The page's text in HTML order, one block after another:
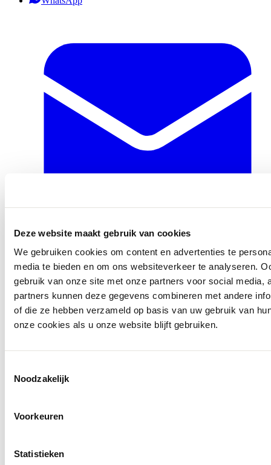
Deze website maakt gebruik van cookies
We gebruiken cookies om content en advertenties te
media te bieden en om ons websiteverkeer te analyseren.
gebruik van onze site met onze partners voor social media,
partners kunnen deze gegevens combineren met andere
of die ze hebben verzameld op basis van uw gebruik van
onze cookies als u onze website blijft gebruiken.
Noodzakelijk
Voorkeuren
Statistieken
info@ballegooyenmodes.com